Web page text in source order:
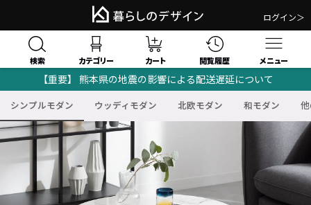
ログイン＞
検索 カテゴリー カート 閲覧履歴 メニュー
【重要】 熊本県の地震の影響による配送遅延について
シンプルモダン ウッディモダン 北欧モダン 和モダン